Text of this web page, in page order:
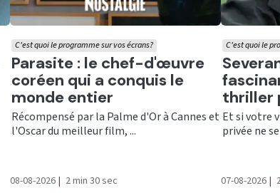
Ecouter
Parasite : le chef-d'œuvre
coréen qui a conquis le
monde entier
C'est quoi le programme sur vos écrans?
Récompensé par la Palme d'Or à Cannes et
l'Oscar du meilleur film, ...
08-08-2026 | 2 min 30 sec
Ecouter
thriller
C'est quoi le
Et si votre
privée ne
07-08-2026 |